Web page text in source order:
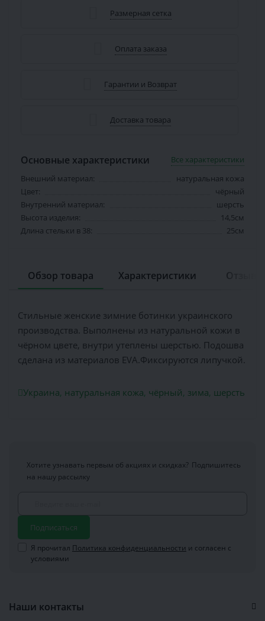
Размерная сетка
Оплата заказа
Гарантии и Возврат
Доставка товара
Основные характеристики
Все характеристики
Внешний материал:
натуральная кожа
Цвет:
чёрный
Внутренний материал:
шерсть
Высота изделия:
14,5см
Длина стельки в 38:
25см
Обзор товара Характеристики
Стильные женские зимние ботинки украинского
производства. Выполнены из натуральной кожи в
чёрном цвете, внутри утеплены шерстью. Подошва
сделана из материалов EVA.Фиксируются липучкой.
Украина, натуральная кожа, чёрный, зима, шерсть
Хотите узнавать первым об акциях и скидках? Подпишитесь
на нашу рассылку
Подписаться
Я прочитал Политика конфиденциальности и согласен с
условиями
Наши контакты